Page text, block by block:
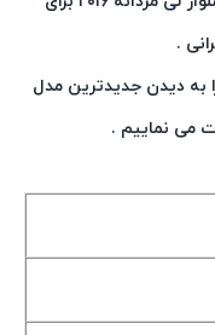
.
به دیدن جدیدترین مدل
می نماییم .